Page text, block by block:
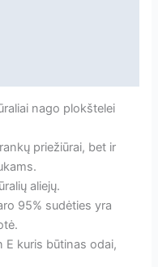
nago plokštelei
priežiūrai, bet ir
aliejų.
95% sudėties yra
E kuris būtinas odai,